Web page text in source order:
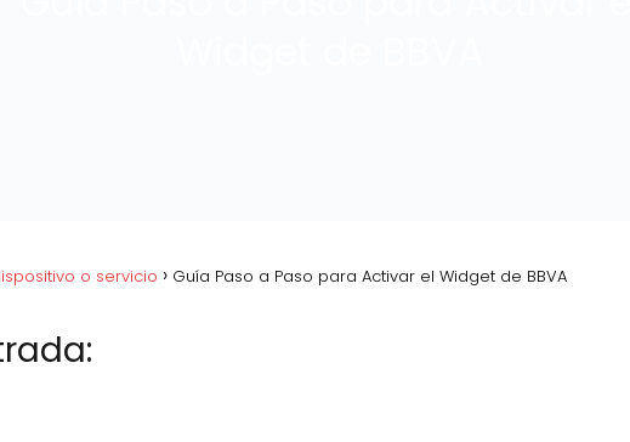
o servicio Guía Paso a Paso para Activar el Widget de BBVA